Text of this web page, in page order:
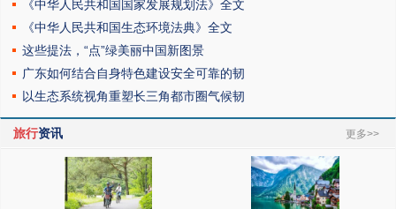
《中华人民共和国国家发展规划法》全文
《中华人民共和国生态环境法典》全文
这些提法，“点”绿美丽中国新图景
广东如何结合自身特色建设安全可靠的韧
以生态系统视角重塑长三角都市圈气候韧
旅行资讯 更多>>